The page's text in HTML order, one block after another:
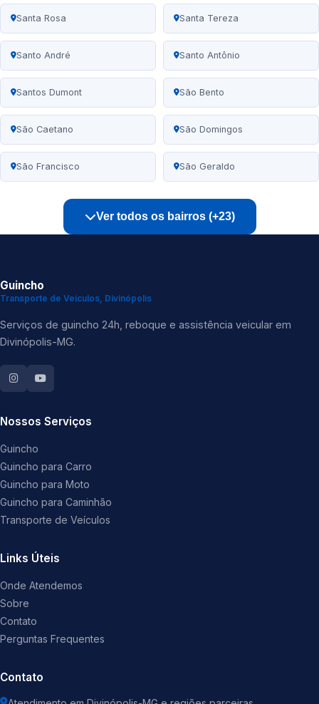
Santa Rosa Santa Tereza
Santo André Santo Antônio
Santos Dumont São Bento
São Caetano São Domingos
São Francisco São Geraldo
Ver todos os bairros (+23)
Guincho
Transporte de Veículos, Divinópolis
Serviços de guincho 24h, reboque e assistência veicular em
Divinópolis-MG.
Nossos Serviços
Guincho
Guincho para Carro
Guincho para Moto
Guincho para Caminhão
Transporte de Veículos
Links Úteis
Onde Atendemos
Sobre
Contato
Perguntas Frequentes
Contato